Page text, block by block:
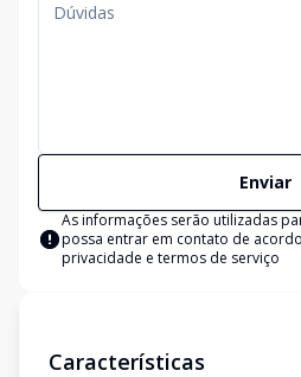
Enviar
As informações serão utilizadas
possa entrar em contato de
privacidade e termos de serviço
Características